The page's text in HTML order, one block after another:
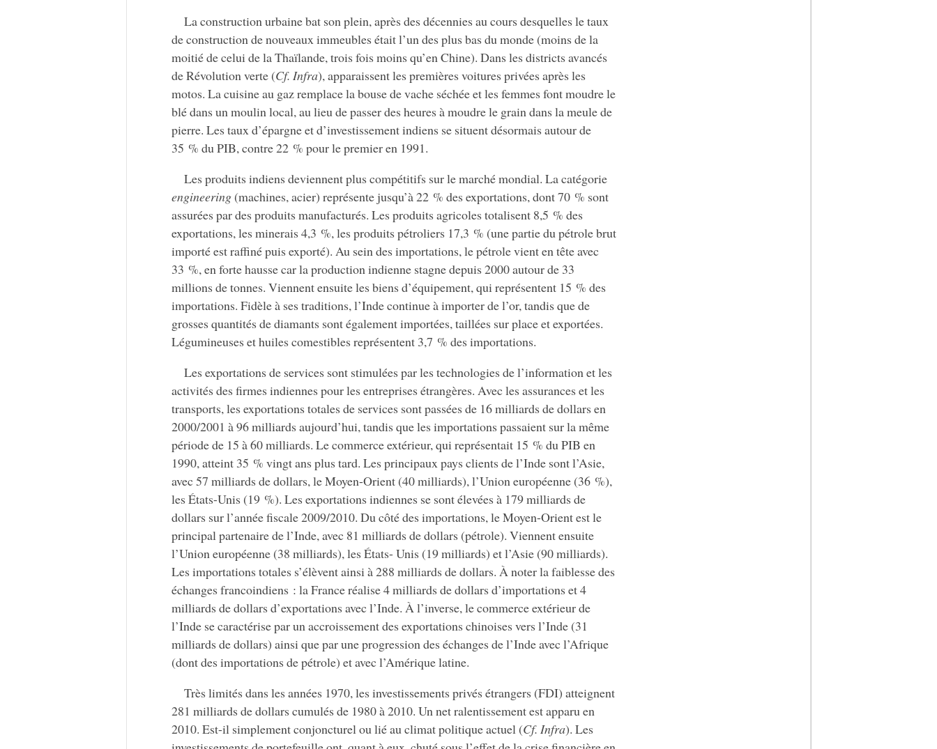
La construction urbaine bat son plein, après des décennies au cours desquelles le taux
de construction de nouveaux immeubles était l’un des plus bas du monde (moins de la
moitié de celui de la Thaïlande, trois fois moins qu’en Chine). Dans les districts avancés
de Révolution verte (Cf. Infra), apparaissent les premières voitures privées après les
motos. La cuisine au gaz remplace la bouse de vache séchée et les femmes font moudre le
blé dans un moulin local, au lieu de passer des heures à moudre le grain dans la meule de
pierre. Les taux d’épargne et d’investissement indiens se situent désormais autour de
35 % du PIB, contre 22 % pour le premier en 1991.
Les produits indiens deviennent plus compétitifs sur le marché mondial. La catégorie
engineering (machines, acier) représente jusqu’à 22 % des exportations, dont 70 % sont
assurées par des produits manufacturés. Les produits agricoles totalisent 8,5 % des
exportations, les minerais 4,3 %, les produits pétroliers 17,3 % (une partie du pétrole brut
importé est raffiné puis exporté). Au sein des importations, le pétrole vient en tête avec
33 %, en forte hausse car la production indienne stagne depuis 2000 autour de 33
millions de tonnes. Viennent ensuite les biens d’équipement, qui représentent 15 % des
importations. Fidèle à ses traditions, l’Inde continue à importer de l’or, tandis que de
grosses quantités de diamants sont également importées, taillées sur place et exportées.
Légumineuses et huiles comestibles représentent 3,7 % des importations.
Les exportations de services sont stimulées par les technologies de l’information et les
activités des firmes indiennes pour les entreprises étrangères. Avec les assurances et les
transports, les exportations totales de services sont passées de 16 milliards de dollars en
2000/2001 à 96 milliards aujourd’hui, tandis que les importations passaient sur la même
période de 15 à 60 milliards. Le commerce extérieur, qui représentait 15 % du PIB en
1990, atteint 35 % vingt ans plus tard. Les principaux pays clients de l’Inde sont l’Asie,
avec 57 milliards de dollars, le Moyen-Orient (40 milliards), l’Union européenne (36 %),
les États-Unis (19 %). Les exportations indiennes se sont élevées à 179 milliards de
dollars sur l’année fiscale 2009/2010. Du côté des importations, le Moyen-Orient est le
principal partenaire de l’Inde, avec 81 milliards de dollars (pétrole). Viennent ensuite
l’Union européenne (38 milliards), les États- Unis (19 milliards) et l’Asie (90 milliards).
Les importations totales s’élèvent ainsi à 288 milliards de dollars. À noter la faiblesse des
échanges francoindiens : la France réalise 4 milliards de dollars d’importations et 4
milliards de dollars d’exportations avec l’Inde. À l’inverse, le commerce extérieur de
l’Inde se caractérise par un accroissement des exportations chinoises vers l’Inde (31
milliards de dollars) ainsi que par une progression des échanges de l’Inde avec l’Afrique
(dont des importations de pétrole) et avec l’Amérique latine.
Très limités dans les années 1970, les investissements privés étrangers (FDI) atteignent
281 milliards de dollars cumulés de 1980 à 2010. Un net ralentissement est apparu en
2010. Est-il simplement conjoncturel ou lié au climat politique actuel (Cf. Infra). Les